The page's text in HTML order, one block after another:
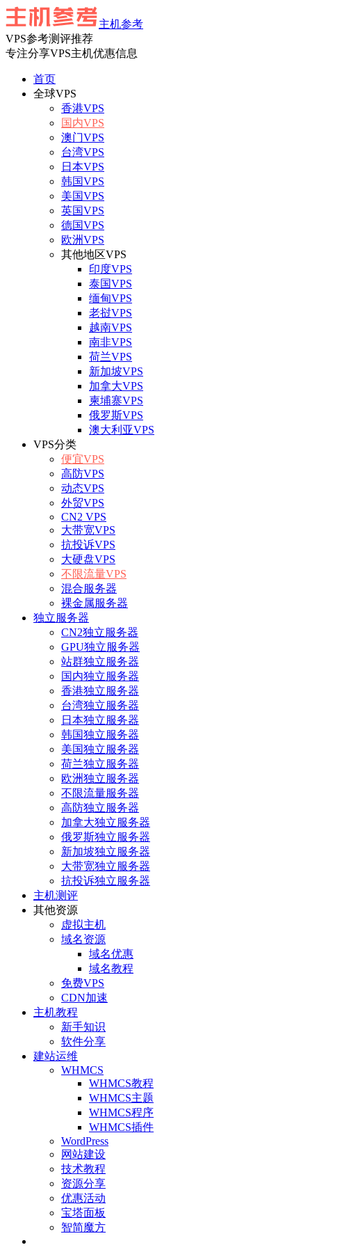
主机参考
VPS参考测评推荐
专注分享VPS主机优惠信息
首页
全球VPS
香港VPS
国内VPS
澳门VPS
台湾VPS
日本VPS
韩国VPS
美国VPS
英国VPS
德国VPS
欧洲VPS
其他地区VPS
印度VPS
泰国VPS
缅甸VPS
老挝VPS
越南VPS
南非VPS
荷兰VPS
新加坡VPS
加拿大VPS
柬埔寨VPS
俄罗斯VPS
澳大利亚VPS
VPS分类
便宜VPS
高防VPS
动态VPS
外贸VPS
CN2 VPS
大带宽VPS
抗投诉VPS
大硬盘VPS
不限流量VPS
混合服务器
裸金属服务器
独立服务器
CN2独立服务器
GPU独立服务器
站群独立服务器
国内独立服务器
香港独立服务器
台湾独立服务器
日本独立服务器
韩国独立服务器
美国独立服务器
荷兰独立服务器
欧洲独立服务器
不限流量服务器
高防独立服务器
加拿大独立服务器
俄罗斯独立服务器
新加坡独立服务器
大带宽独立服务器
抗投诉独立服务器
主机测评
其他资源
虚拟主机
域名资源
域名优惠
域名教程
免费VPS
CDN加速
主机教程
新手知识
软件分享
建站运维
WHMCS
WHMCS教程
WHMCS主题
WHMCS程序
WHMCS插件
WordPress
网站建设
技术教程
资源分享
优惠活动
宝塔面板
智简魔方